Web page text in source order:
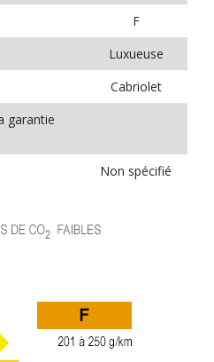
F
Luxueuse
Cabriolet
garantie
Non spécifié